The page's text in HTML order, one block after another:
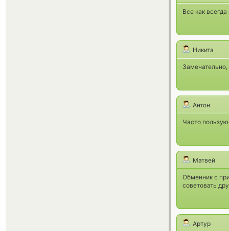
Все как
Никита
Антон
Часто
Матвей
Обменник с
советовать
Артур